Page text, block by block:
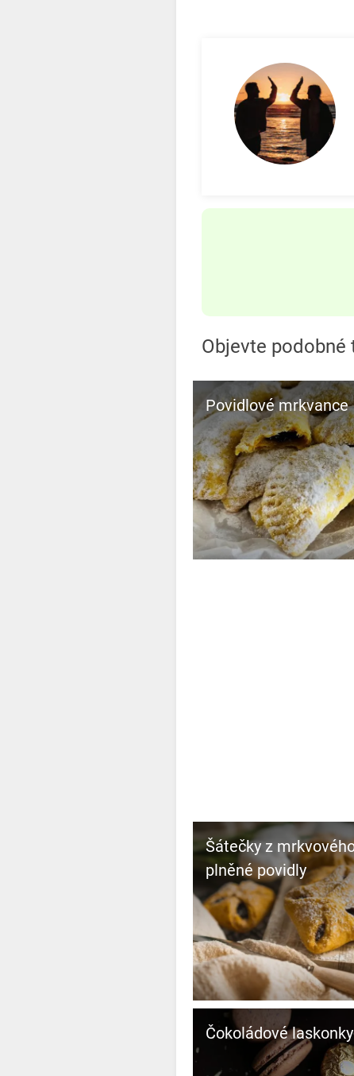
Objevte podobné
Povidlové mrkvance
Šátečky z
plněné povidly
Čokoládové laskonky